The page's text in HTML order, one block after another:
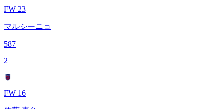
FW 23
マルシーニョ
587
2
FW 16